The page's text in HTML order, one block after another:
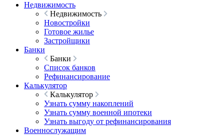
Недвижимость
Недвижимость
Новостройки
Готовое жилье
Застройщики
Банки
Банки
Список банков
Рефинансирование
Калькулятор
Калькулятор
Узнать сумму накоплений
Узнать сумму военной ипотеки
Узнать выгоду от рефинансирования
Военнослужащим